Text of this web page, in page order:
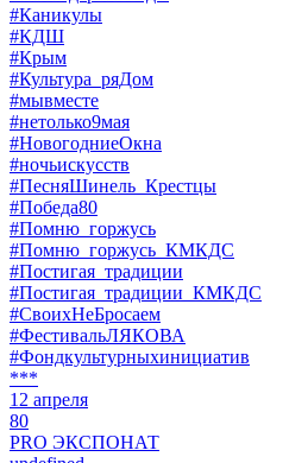
#Каникулы
#КДШ
#Крым
#Культура_ряДом
#мывместе
#нетолько9мая
#НовогодниеОкна
#ночьискусств
#ПесняШинель_Крестцы
#Победа80
#Помню_горжусь
#Помню_горжусь_КМКДС
#Постигая_традиции
#Постигая_традиции_КМКДС
#СвоихНеБросаем
#ФестивальЛЯКОВА
#Фондкультурныхинициатив
***
12 апреля
80
PRO ЭКСПОНАТ